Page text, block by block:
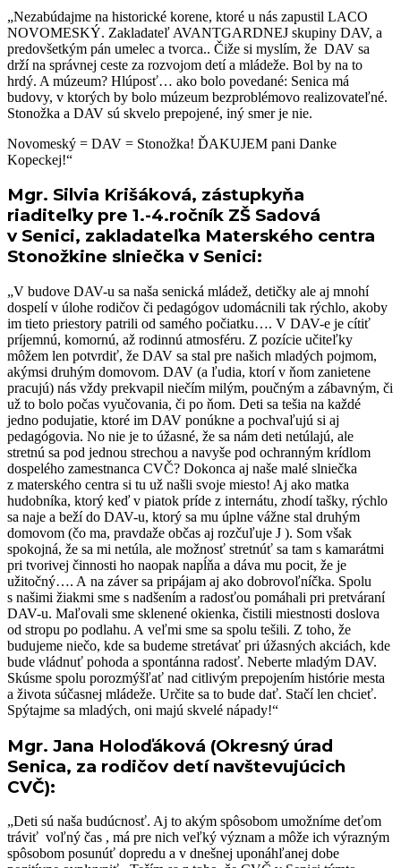
„Nezabúdajme na historické korene, ktoré u nás zapustil LACO
NOVOMESKÝ. Zakladateľ AVANTGARDNEJ skupiny DAV, a
predovšetkým pán umelec a tvorca.. Čiže si myslím, že DAV sa
drží na správnej ceste za rozvojom detí a mládeže. Bol by na to
hrdý. A múzeum? Hlúposť… ako bolo povedané: Senica má
budovy, v ktorých by bolo múzeum bezproblémovo realizovateľné.
Stonožka a DAV sú skvelo prepojené, iný smer je nie.
Novomeský = DAV = Stonožka! ĎAKUJEM pani Danke
Kopeckej!“
Mgr. Silvia Krišáková, zástupkyňa
riaditeľky pre 1.-4.ročník ZŠ Sadová
v Senici, zakladateľka Materského centra
Stonožkine slniečka v Senici:
„V budove DAV-u sa naša senická mládež, detičky ale aj mnohí
dospelí v úlohe rodičov či pedagógov udomácnili tak rýchlo, akoby
im tieto priestory patrili od samého počiatku…. V DAV-e je cítiť
príjemnú, komornú, až rodinnú atmosféru. Z pozície učiteľky
môžem len potvrdiť, že DAV sa stal pre našich mladých pojmom,
akýmsi druhým domovom. DAV (a ľudia, ktorí v ňom zanietene
pracujú) nás vždy prekvapil niečím milým, poučným a zábavným, či
už to bolo počas vyučovania, či po ňom. Deti sa tešia na každé
jedno podujatie, ktoré im DAV ponúkne a pochvaľujú si aj
pedagógovia. No nie je to úžasné, že sa nám deti netúlajú, ale
stretnú sa pod jednou strechou a navyše pod ochranným krídlom
dospelého zamestnanca CVČ? Dokonca aj naše malé slniečka
z materského centra si tu už našli svoje miesto! Aj ako matka
hudobníka, ktorý keď v piatok príde z internátu, zhodí tašky, rýchlo
sa naje a beží do DAV-u, ktorý sa mu úplne vážne stal druhým
domovom (čo ma, pravdaže občas aj rozčuľuje J ). Som však
spokojná, že sa mi netúla, ale možnosť stretnúť sa tam s kamarátmi
pri tvorivej činnosti ho naopak napĺňa a dáva mu pocit, že je
užitočný…. A na záver sa pripájam aj ako dobrovoľníčka. Spolu
s našimi žiakmi sme s nadšením a radosťou pomáhali pri pretváraní
DAV-u. Maľovali sme sklenené okienka, čistili miestnosti doslova
od stropu po podlahu. A veľmi sme sa spolu tešili. Z toho, že
budujeme niečo, kde sa budeme stretávať pri úžasných akciách, kde
bude vládnuť pohoda a spontánna radosť. Neberte mladým DAV.
Skúsme spolu porozmýšľať nad citlivým prepojením histórie mesta
a života súčasnej mládeže. Určite sa to bude dať. Stačí len chcieť.
Spýtajme sa mladých, oni majú skvelé nápady!“
Mgr. Jana Holoďáková (Okresný úrad
Senica, za rodičov detí navštevujúcich
CVČ):
„Deti sú naša budúcnosť. Aj to akým spôsobom umožníme deťom
tráviť voľný čas , má pre nich veľký význam a môže ich výrazným
spôsobom posunúť dopredu a v dnešnej uponáhľanej dobe